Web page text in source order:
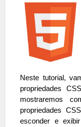
Neste tutorial,
propriedades
mostraremos
propriedades
esconder e